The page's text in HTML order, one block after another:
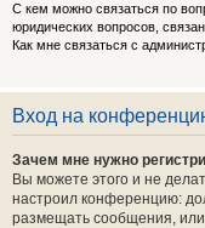
С кем можно связаться по
юридических вопросов,
Как мне связаться с
Вход на
Зачем мне нужно
Вы можете этого и не
настроил конференцию:
размещать сообщения,